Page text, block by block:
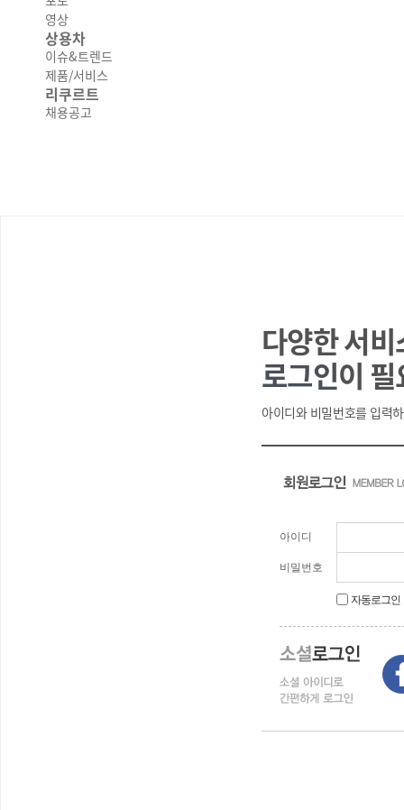
영상
상용차
이슈&트렌드
제품/서비스
리쿠르트
채용공고
다양한 서
로그인이 필
아이디와 비밀번호를 입력
아이디
비밀번호
자동로그인